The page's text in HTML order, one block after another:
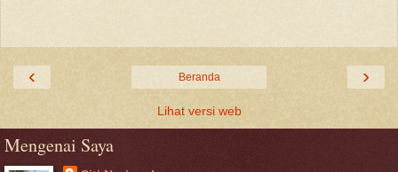
‹ ›
Beranda
Lihat versi web
Mengenai Saya